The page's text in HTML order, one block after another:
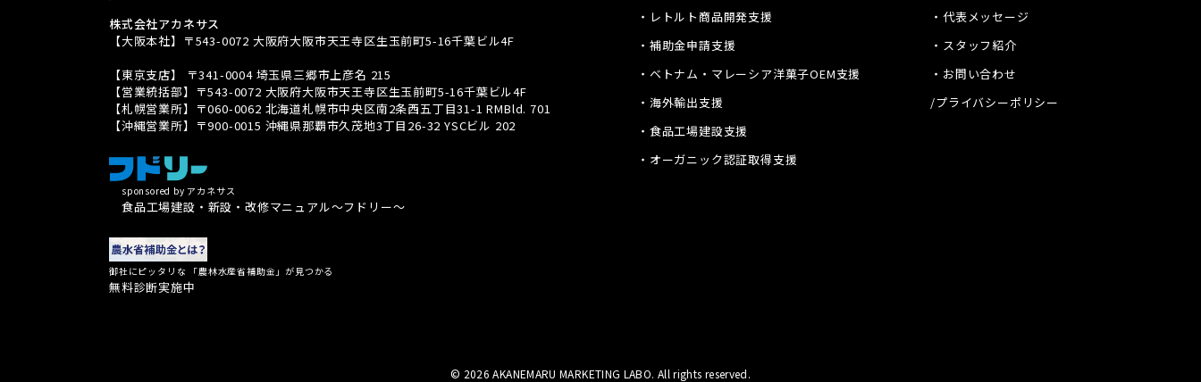
株式会社アカネサス
【大阪本社】〒543-0072 大阪府大阪市天王寺区生玉前町5-16千葉ビル4F
【東京支店】 〒341-0004 埼玉県三郷市上彦名 215
【営業統括部】〒543-0072 大阪府大阪市天王寺区生玉前町5-16千葉ビル4F
【札幌営業所】〒060-0062 北海道札幌市中央区南2条西五丁目31-1 RMBld. 701
【沖縄営業所】〒900-0015 沖縄県那覇市久茂地3丁目26-32 YSCビル 202
sponsored by アカネサス
食品工場建設・新設・改修マニュアル〜フドリー〜
御社にピッタリな 「農林水産省補助金」が見つかる
無料診断実施中
・レトルト商品開発支援
・補助金申請支援
・ベトナム・マレーシア洋菓子OEM支援
・海外輸出支援
・食品工場建設支援
・オーガニック認証取得支援
・代表メッセージ
・スタッフ紹介
・お問い合わせ
/プライバシーポリシー
© 2026 AKANEMARU MARKETING LABO. All rights reserved.